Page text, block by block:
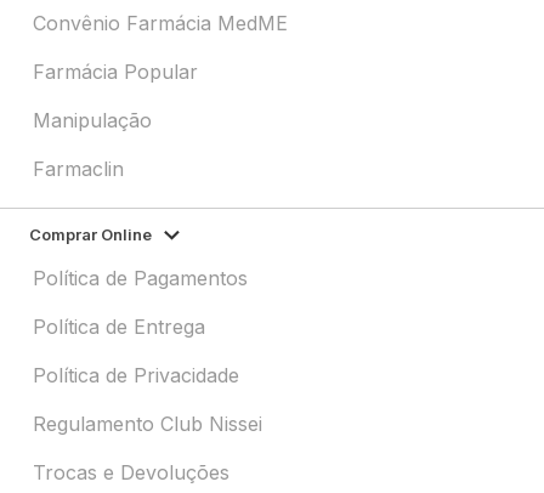
Convênio Farmácia MedME
Farmácia Popular
Manipulação
Farmaclin
Comprar Online
Política de Pagamentos
Política de Entrega
Política de Privacidade
Regulamento Club Nissei
Trocas e Devoluções